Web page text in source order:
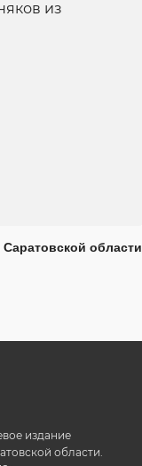
области
издание
области.